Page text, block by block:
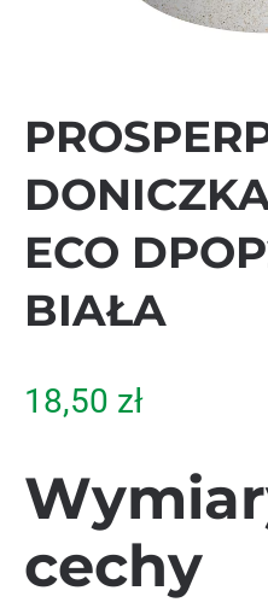
ECO
BIAŁA
18,50 zł
cechy